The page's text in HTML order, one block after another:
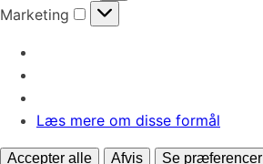
Marketing
Marketing
Læs mere om disse formål
Accepter alle Afvis Se præferencer